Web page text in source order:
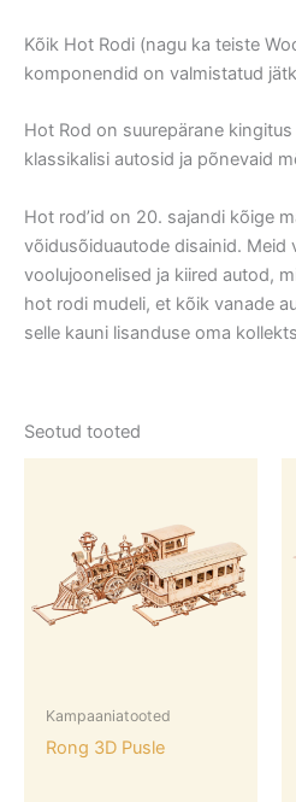
Kõik Hot Rodi (nagu ka teiste
komponendid on valmistatud
Hot Rod on suurepärane
klassikalisi autosid ja põnevaid
Hot rod’id on 20. sajandi kõige
võidusõiduautode disainid. Meid
voolujoonelised ja kiired autod,
hot rodi mudeli, et kõik vanade
selle kauni lisanduse oma
Seotud tooted
Kampaaniatooted
Rong 3D Pusle